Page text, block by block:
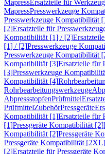
MapressErsatzteile für
MapressPresswerkzeuge
Presswerkzeuge Kompatibilität
[2]Ersatzteile für
Kompatibilität [1] / [2]
[1] / [2]Presswerkzeuge
Presswerkzeuge Kompatibilität
Kompatibilität [3]Ersatzteile für
[3]Presswerkzeuge
Kompatibilität [4]
Rohrbearbeitungswerkzeuge
AbpressstopfenPrüfmittel
PrüfmittelZubehörPressgeräte
Kompatibilität [1]Ersatzteile für
[1]Pressgeräte Kompatibilität [2]
Kompatibilität [2]Pressgeräte
Pressgeräte Kompatibilität [2XL]
[2]Ersatzteile für Pressgeräte